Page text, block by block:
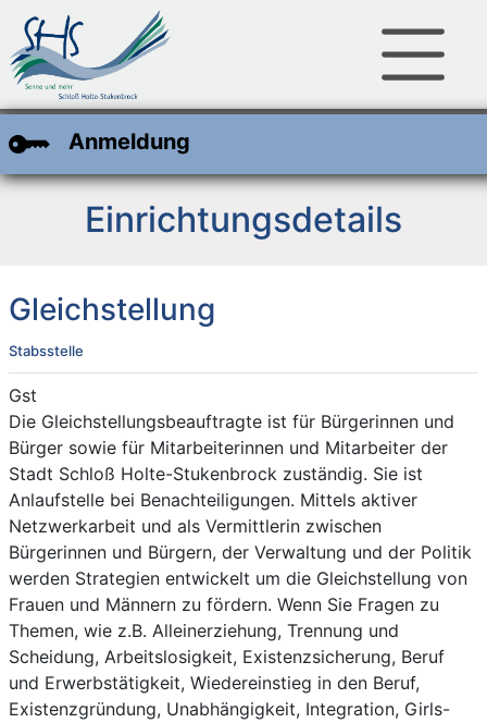
Anmeldung
Einrichtungsdetails
Gleichstellung
Stabsstelle
Kurzbezeichnung
Gst
Beschreibung
Die Gleichstellungsbeauftragte ist für Bürgerinnen und
Bürger sowie für Mitarbeiterinnen und Mitarbeiter der
Stadt Schloß Holte-Stukenbrock zuständig. Sie ist
Anlaufstelle bei Benachteiligungen. Mittels aktiver
Netzwerkarbeit und als Vermittlerin zwischen
Bürgerinnen und Bürgern, der Verwaltung und der Politik
werden Strategien entwickelt um die Gleichstellung von
Frauen und Männern zu fördern. Wenn Sie Fragen zu
Themen, wie z.B. Alleinerziehung, Trennung und
Scheidung, Arbeitslosigkeit, Existenzsicherung, Beruf
und Erwerbstätigkeit, Wiedereinstieg in den Beruf,
Existenzgründung, Unabhängigkeit, Integration, Girls-